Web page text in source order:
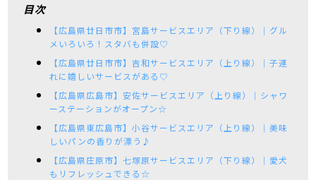
目次
【広島県廿日市市】宮島サービスエリア（下り線）｜グル
メいろいろ！スタバも併設♡
【広島県廿日市市】吉和サービスエリア（上り線）｜子連
れに嬉しいサービスがある♡
【広島県広島市】安佐サービスエリア（上り線）｜シャワ
ーステーションがオープン☆
【広島県東広島市】小谷サービスエリア（上り線）｜美味
しいパンの香りが漂う♪
【広島県庄原市】七塚原サービスエリア（下り線）｜愛犬
もリフレッシュできる☆